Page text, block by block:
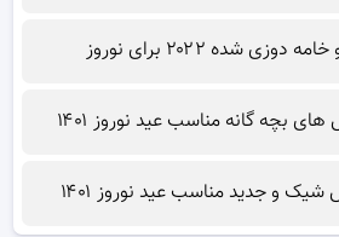
شده ۲۰۲۲ برای نوروز
بچه گانه مناسب عید نوروز ۱۴۰۱